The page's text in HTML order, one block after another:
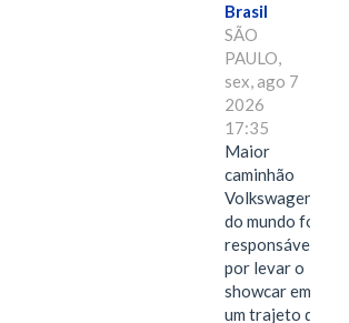
Brasil
SÃO
PAULO,
sex, ago 7
2026
17:35
Maior
caminhão
Volkswagen
do mundo foi
responsável
por levar o
showcar em
um trajeto que